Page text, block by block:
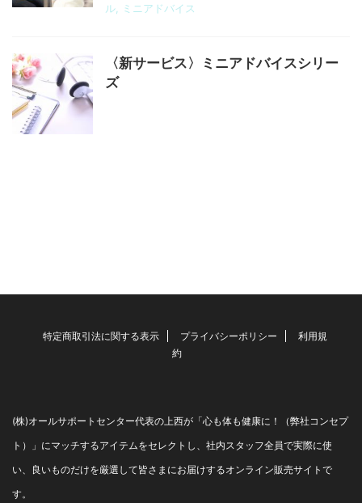
ル
ミニアドバイス
〈新サービス〉ミニアドバイスシリー
ズ
特定商取引法に関する表示 プライバシーポリシー
利用規
約
(株)オールサポートセンター代表の上西が「心も体も健康に！（弊社コンセプ
ト）」にマッチするアイテムをセレクトし、社内スタッフ全員で実際に使
い、良いものだけを厳選して皆さまにお届けするオンライン販売サイトで
す。